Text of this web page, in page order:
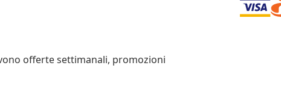
offerte settimanali, promozioni